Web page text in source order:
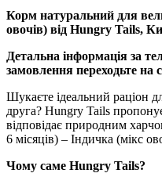
Корм натуральний для
овочів) від Hungry Tails,
Детальна інформація за
замовлення переходьте на
Шукаєте ідеальний раціон
друга? Hungry Tails
відповідає природним
6 місяців) – Індичка (мікс
Чому саме Hungry Tails?